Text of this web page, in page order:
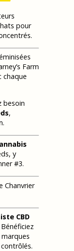
pour
Farm
chaque
besoin
,
y
#3.
Chanvrier
CBD
Bénéficiez